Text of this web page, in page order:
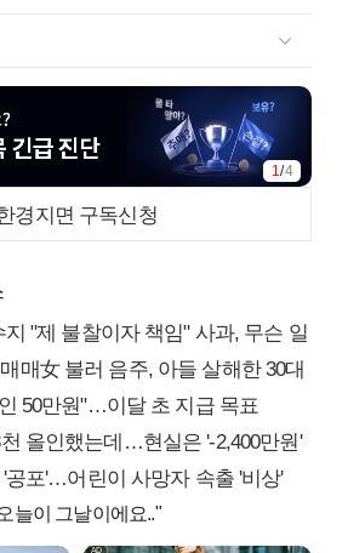
1 /4
경지면 구독신청
"제 불찰이자 책임" 사과, 무슨 일
매女 불러 음주, 아들 살해한 30대
50만원"…이달 초 지급 목표
올인했는데…현실은 '-2,400만원'
'공포'…어린이 사망자 속출 '비상'
늘이 그날이에요.."